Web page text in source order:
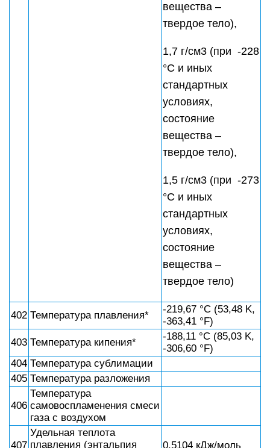
вещества –
твердое тело),
1,7 г/см3 (при -228
°C и иных
стандартных
условиях,
состояние
вещества –
твердое тело),
1,5 г/см3 (при -273
°C и иных
стандартных
условиях,
состояние
вещества –
твердое тело)
402 Температура плавления*
-219,67 °C (53,48 K,
-363,41 °F)
403 Температура кипения*
-188,11 °C (85,03 K,
-306,60 °F)
404 Температура сублимации
405 Температура разложения
406
Температура
самовоспламенения смеси
газа с воздухом
407
Удельная теплота
плавления (энтальпия
0,5104 кДж/моль